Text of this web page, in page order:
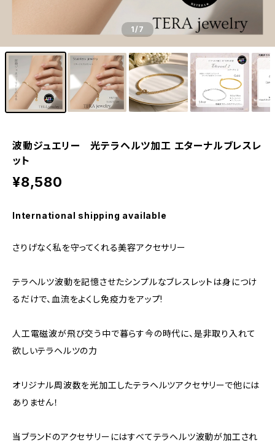
1/7
波動ジュエリー 光テラヘルツ加工 エターナルブレスレ
ット
¥8,580
International shipping available
さりげなく私を守ってくれる美容アクセサリー
テラヘルツ波動を記憶させたシンプルなブレスレットは身につけ
るだけで、血流をよくし免疫力をアップ!
人工電磁波が飛び交う中で暮らす今の時代に、是非取り入れて
欲しいテラヘルツの力
オリジナル周波数を光加工したテラヘルツアクセサリーで他には
ありません！
当ブランドのアクセサリーにはすべてテラヘルツ波動が加工され